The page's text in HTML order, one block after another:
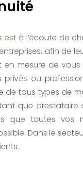
est à l’écoute de
afin de
en mesure de
privés ou
de tous types de
que
que toutes vos
Dans le